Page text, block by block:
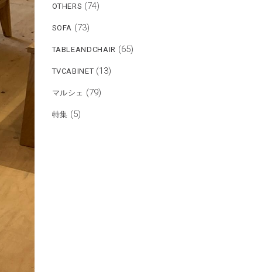
OTHERS (74)
SOFA (73)
TABLEANDCHAIR (65)
TVCABINET (13)
マルシェ (79)
特集 (5)